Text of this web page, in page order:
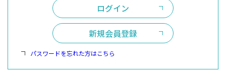
ログイン
新規会員登録
パスワードを忘れた方はこちら